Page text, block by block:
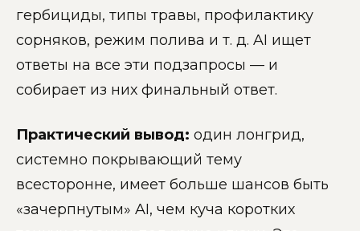
гербициды, типы травы, профилактику
сорняков, режим полива и т. д. AI ищет
ответы на все эти подзапросы — и
собирает из них финальный ответ.
Практический вывод: один лонгрид,
системно покрывающий тему
всесторонне, имеет больше шансов быть
«зачерпнутым» AI, чем куча коротких